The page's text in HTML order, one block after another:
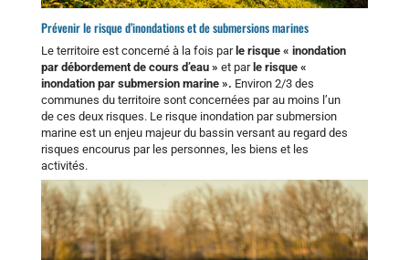
Prévenir le risque d’inondations et de submersions marines
Le territoire est concerné à la fois parle risque « inondation
par débordement de cours d’eau » et parle risque «
inondation par submersion marine ». Environ 2/3 des
communes du territoire sont concernées par au moins l’un
de ces deux risques. Le risque inondation par submersion
marine est un enjeu majeur du bassin versant au regard des
risques encourus par les personnes, les biens et les
activités.